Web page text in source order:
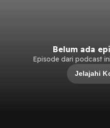
Belum ada
Episode dari podcast
Jelajahi